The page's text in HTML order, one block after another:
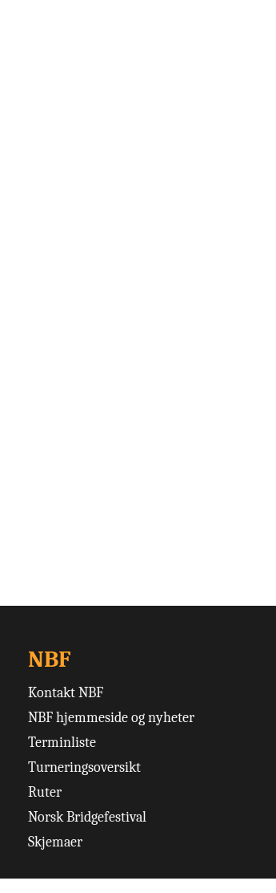
NBF
Kontakt NBF
NBF hjemmeside og nyheter
Terminliste
Turneringsoversikt
Ruter
Norsk Bridgefestival
Skjemaer